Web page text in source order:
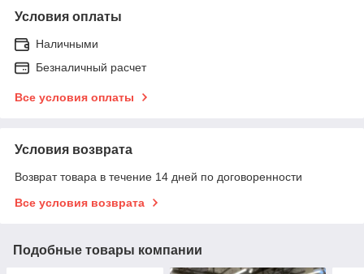
Условия оплаты
Наличными
Безналичный расчет
Все условия оплаты
Условия возврата
Возврат товара в течение 14 дней по договоренности
Все условия возврата
Подобные товары компании